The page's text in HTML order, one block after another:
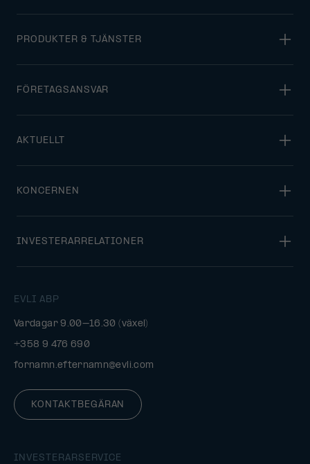
EVLI ABP
Vardagar 9.00–16.30 (växel)
+358 9 476 690
fornamn.efternamn@evli.com
KONTAKTBEGÄRAN
INVESTERARSERVICE
PRODUKTER & TJÄNSTER
FÖRETAGSANSVAR
AKTUELLT
KONCERNEN
INVESTERARRELATIONER